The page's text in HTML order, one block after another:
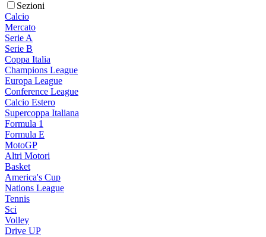
Sezioni
Calcio
Mercato
Serie A
Serie B
Coppa Italia
Champions League
Europa League
Conference League
Calcio Estero
Supercoppa Italiana
Formula 1
Formula E
MotoGP
Altri Motori
Basket
America's Cup
Nations League
Tennis
Sci
Volley
Drive UP